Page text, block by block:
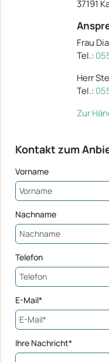
37191
Frau
Tel.:
Herr
Tel.:
Zur
Kontakt zum
Vorname
Nachname
Telefon
E-Mail*
Ihre Nachricht*